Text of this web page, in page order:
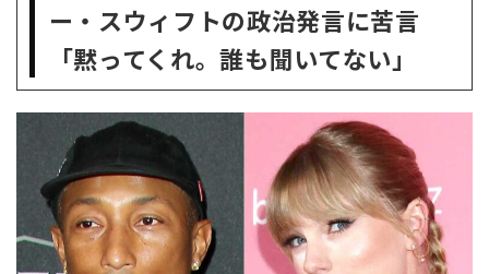
ー・スウィフトの政治発言に苦言
「黙ってくれ。誰も聞いてない」